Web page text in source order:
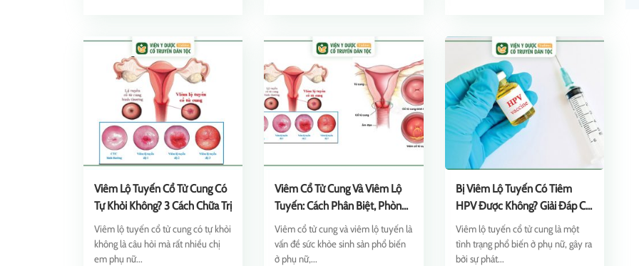
Viêm Lộ Tuyến Cổ Tử Cung Có
Tự Khỏi Không? 3 Cách Chữa Trị
Viêm lộ tuyến cổ tử cung có tự khỏi
không là câu hỏi mà rất nhiều chị
em phụ nữ...
Viêm Cổ Tử Cung Và Viêm Lộ
Tuyến: Cách Phân Biệt, Phòng
Bệnh
Viêm cổ tử cung và viêm lộ tuyến là
vấn đề sức khỏe sinh sản phổ biến
ở phụ nữ,...
Bị Viêm Lộ Tuyến Có Tiêm
HPV Được Không? Giải Đáp Chi
Tiết
Viêm lộ tuyến cổ tử cung là một
tình trạng phổ biến ở phụ nữ, gây ra
bởi sự phát...